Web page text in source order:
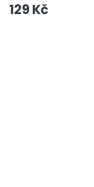
129 Kč